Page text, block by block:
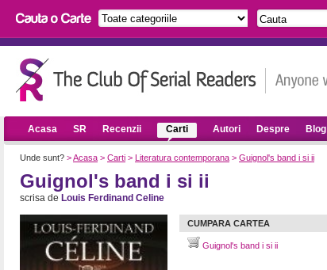
Acasa SR Recenzii Carti Autori Despre Blog
Unde sunt? >Acasa > Carti > Literatura contemporana > Guignol's band i si ii
Guignol's band i si ii
scrisa de Louis Ferdinand Celine
CUMPARA CARTEA
Guignol's band i si ii